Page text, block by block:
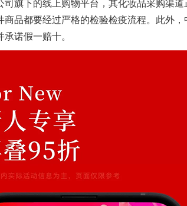
品都要经过严格的检验检疫流程。此外
诺假一赔十。